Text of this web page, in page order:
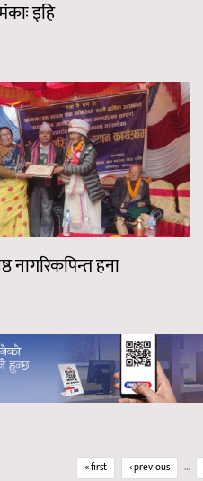
इहि
नागरिकपिन्त हना
« first ‹ previous …